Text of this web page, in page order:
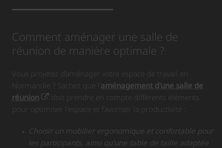
Comment aménager une salle de
réunion de manière optimale ?
Vous projetez d’aménager votre espace de travail en
Normandie ? Sachez que l’ aménagement d'une salle de
réunion
doit prendre en compte différents éléments
pour optimiser l'espace et favoriser la productivité :
Choisir un mobilier ergonomique et confortable pour
les participants, ainsi qu'une table de taille adaptée